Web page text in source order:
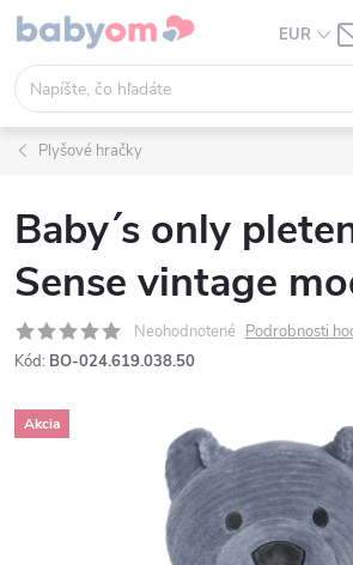
Prejsť
obsah
EUR
Plyšové hračky
Baby´s only
Sense vintage
Neohodnotené Podrobnosti
Kód: BO-024.619.038.50
Akcia